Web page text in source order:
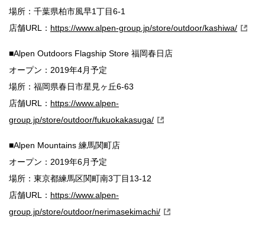
場所：千葉県柏市風早1丁目6-1
店舗URL： https://www.alpen-group.jp/store/outdoor/kashiwa/
■Alpen Outdoors Flagship Store 福岡春日店
オープン：2019年4月予定
場所：福岡県春日市星見ヶ丘6-63
店舗URL： https://www.alpen-
group.jp/store/outdoor/fukuokakasuga/
■Alpen Mountains 練馬関町店
オープン：2019年6月予定
場所：東京都練馬区関町南3丁目13-12
店舗URL： https://www.alpen-
group.jp/store/outdoor/nerimasekimachi/